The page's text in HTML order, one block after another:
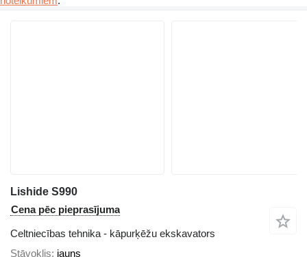
Lishide S990
Cena pēc pieprasījuma
Celtniecības tehnika - kāpurķēžu ekskavators
Stāvoklis jauns